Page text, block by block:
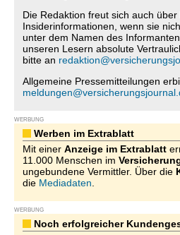
Die Redaktion freut sich auch
Insiderinformationen, wenn sie
unter dem Namen des
unseren Lesern absolute
bitte an
Allgemeine Pressemitteilungen
WERBUNG
Werben im Extrablatt
Mit einer Anzeige im Extrablatt
11.000 Menschen im
ungebundene Vermittler. Über die
die Mediadaten
WERBUNG
Noch erfolgreicher